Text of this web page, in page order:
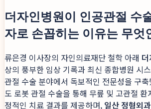
더자인병원이 인공관절 수
자로 손꼽히는 이유는 무엇
류은경 이사장의 자인의료재단 철학 아래
상의 풍부한 임상 기록과 최신 종합병원 시
관절 수술 분야에서 독보적인 전문성을 구
도 로봇 관절 수술을 통해 무릎 및 고관절
정적인 치료 결과를 제공하며, 일산 정형외